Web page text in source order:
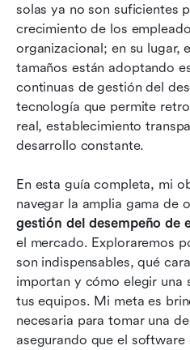
solas ya no son suficientes
crecimiento de los
organizacional; en su lugar,
tamaños están adoptando
continuas de gestión del
tecnología que permite
real, establecimiento
desarrollo constante.
En esta guía completa, mi
navegar la amplia gama de
gestión del desempeño de
el mercado. Exploraremos
son indispensables, qué
importan y cómo elegir una
tus equipos. Mi meta es
necesaria para tomar una
asegurando que el
Características clave que
de gestión del
Desafíos comunes de la
Cómo elegir el mejor
desempeño de empleados
Conclusión
Preguntas frecuentes
Lectura relacionada